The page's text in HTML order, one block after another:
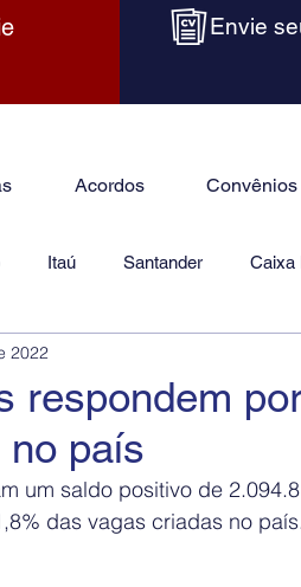
Envie
Acordos Convênios
Itaú Santander Caixa
respondem
país
2022
um saldo positivo de
das vagas criadas no